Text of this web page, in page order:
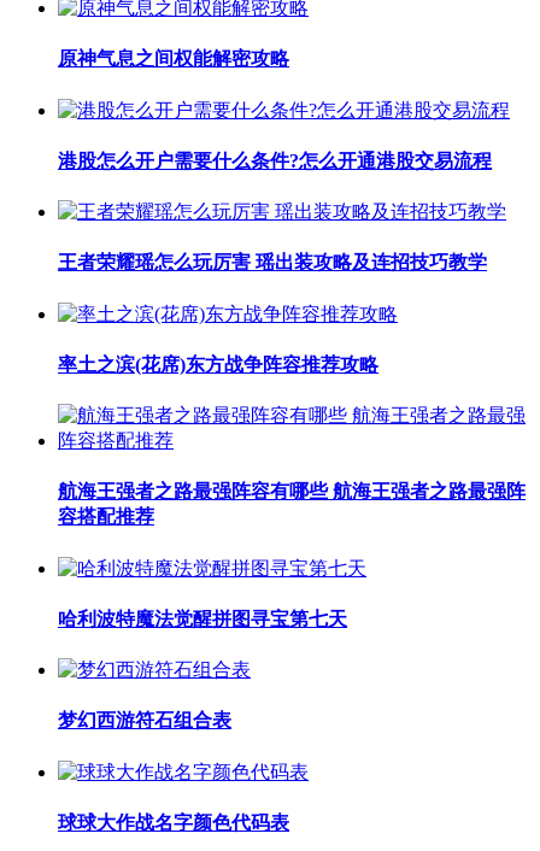
原神气息之间权能解密攻略
港股怎么开户需要什么条件?怎么开通港股交易流程
王者荣耀瑶怎么玩厉害 瑶出装攻略及连招技巧教学
率土之滨(花席)东方战争阵容推荐攻略
航海王强者之路最强阵容有哪些 航海王强者之路最强阵
容搭配推荐
哈利波特魔法觉醒拼图寻宝第七天
梦幻西游符石组合表
球球大作战名字颜色代码表